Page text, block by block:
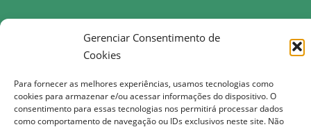
Gerenciar Consentimento de
Cookies
Para fornecer as melhores experiências, usamos tecnologias como
cookies para armazenar e/ou acessar informações do dispositivo. O
consentimento para essas tecnologias nos permitirá processar dados
como comportamento de navegação ou IDs exclusivos neste site. Não
© Copyright 2017 Prefeitura Municipal de Monte das Gameleiras | Todos os